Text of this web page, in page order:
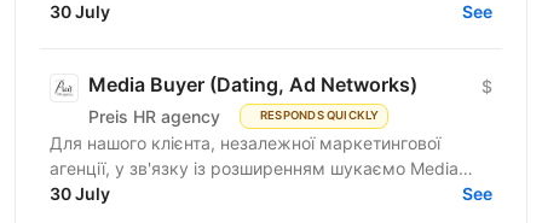
Affiliate Marketing, шукаємо Lead Generation
30 July See
Media Buyer (Dating, Ad Networks)
Preis HR agency RESPONDS QUICKLY
$
Для нашого клієнта, незалежної маркетингової
агенції, у зв'язку із розширенням шукаємо Media
Buyer (Dating, Ad Networks) з можливістю
30 July See